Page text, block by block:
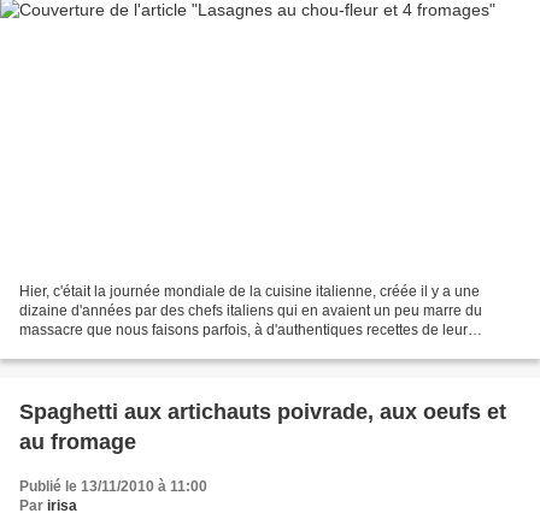
Hier, c'était la journée mondiale de la cuisine italienne, créée il y a une
dizaine d'années par des chefs italiens qui en avaient un peu marre du
massacre que nous faisons parfois, à d'authentiques recettes de leur
Spaghetti aux artichauts poivrade, aux oeufs et
au fromage
Publié le 13/11/2010 à 11:00
Par irisa